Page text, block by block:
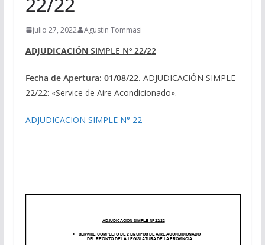
julio 27, 2022 Agustin Tommasi
ADJUDICACIÓNSIMPLE Nº 22/22
Fecha de Apertura: 01/08/22. ADJUDICACIÓN SIMPLE
22/22: «Service de Aire Acondicionado».
ADJUDICACION SIMPLE N° 22